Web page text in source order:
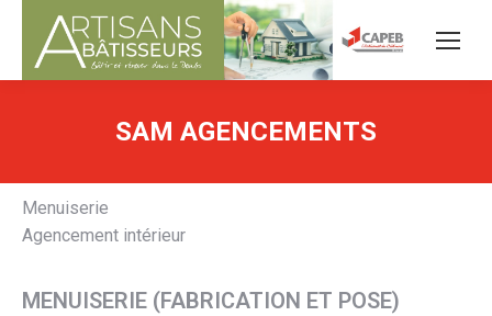
SAM AGENCEMENTS
Menuiserie
Agencement intérieur
MENUISERIE (FABRICATION ET POSE)